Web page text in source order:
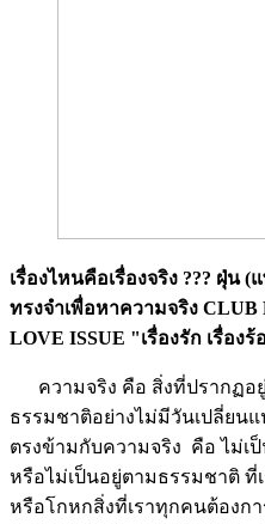
เรื่องไหนคือเรื่องจริง ??? ฝุ่น
ทรงจำเพื่อหาความจริง CLUB
LOVE ISSUE "เรื่องรัก เรื่อง
ความจริง คือ สิ่งที่ปรากฏอ
ธรรมชาติอย่างไม่มีวันเปลี่ยน
ตรงข้ามกับความจริง คือ ไม่เ
หรือไม่เป็นอยู่ตามธรรมชาติ ที่
หรือโกหกสิ่งที่เราทุกคนต้องก